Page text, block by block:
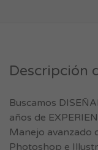
Descripción
Buscamos
años de
Manejo avanzado
Photoshop e